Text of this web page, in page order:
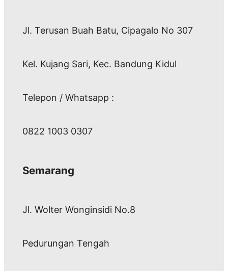
Jl. Terusan Buah Batu, Cipagalo No 307
Kel. Kujang Sari, Kec. Bandung Kidul
Telepon / Whatsapp :
0822 1003 0307
Semarang
Jl. Wolter Wonginsidi No.8
Pedurungan Tengah